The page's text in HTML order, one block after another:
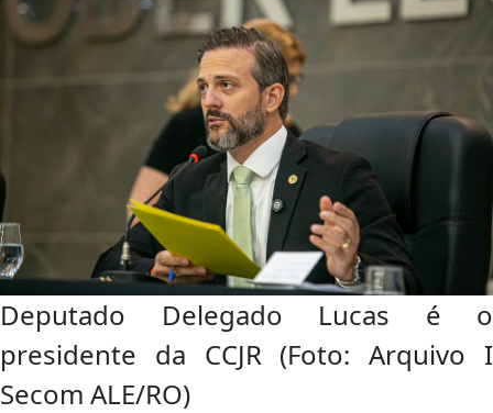
Deputado Delegado Lucas é o
presidente da CCJR (Foto: Arquivo I
Secom ALE/RO)